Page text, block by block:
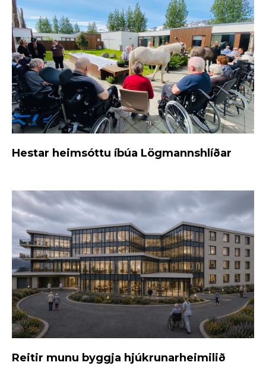
Hestar heimsóttu íbúa Lögmannshlíðar
Reitir munu byggja hjúkrunarheimilið